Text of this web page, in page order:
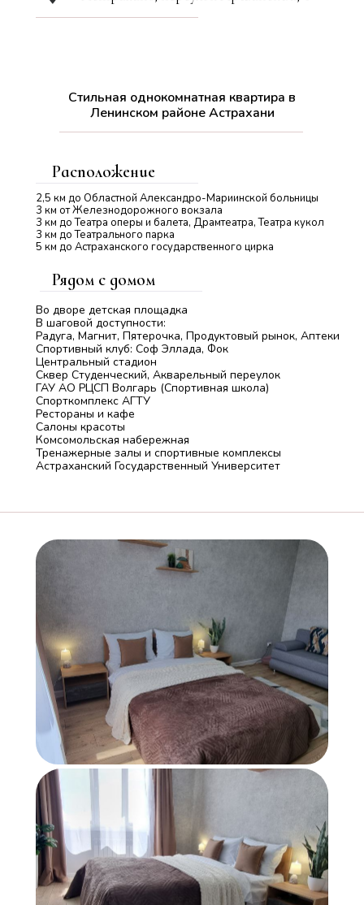
Стильная однокомнатная квартира в
Ленинском районе Астрахани
Расположение
Рядом с домом
2,5 км до Областной Александро-Мариинской больницы
3 км от Железнодорожного вокзала
3 км до Театра оперы и балета, Драмтеатра, Театра кукол
3 км до Театрального парка
5 км до Астраханского государственного цирка
Во дворе детская площадка
В шаговой доступности:
Радуга, Магнит, Пятерочка, Продуктовый рынок, Аптеки
Спортивный клуб: Соф Эллада, Фок
Центральный стадион
Сквер Студенческий, Акварельный переулок
ГАУ АО РЦСП Волгарь (Спортивная школа)
Спорткомплекс АГТУ
Рестораны и кафе
Салоны красоты
Комсомольская набережная
Тренажерные залы и спортивные комплексы
Астраханский Государственный Университет